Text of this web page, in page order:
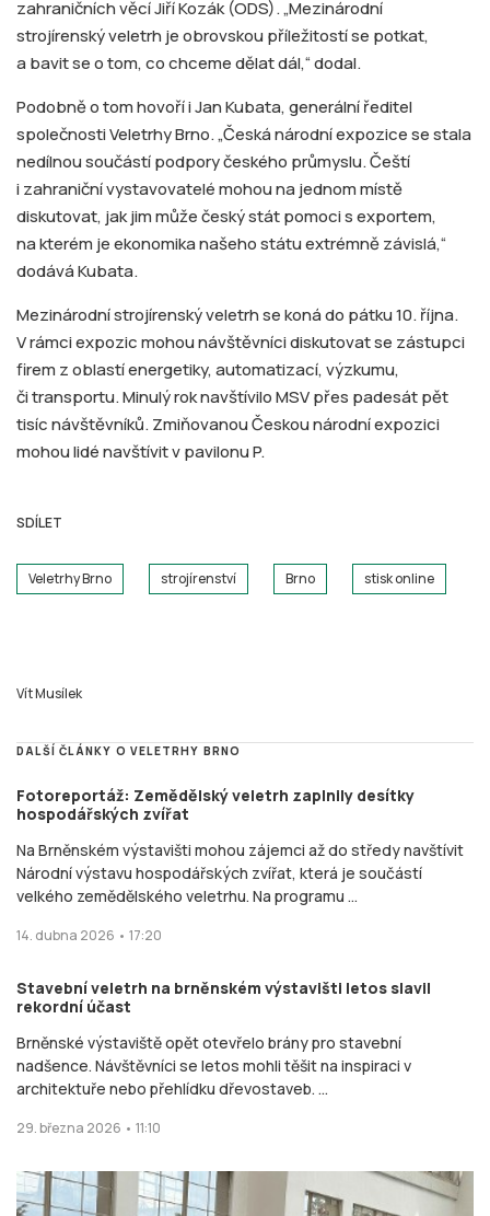
zahraničních věcí Jiří Kozák (ODS). „Mezinárodní
strojírenský veletrh je obrovskou příležitostí se potkat,
a bavit se o tom, co chceme dělat dál,“ dodal.
Podobně o tom hovoří i Jan Kubata, generální ředitel
společnosti Veletrhy Brno. „Česká národní expozice se stala
nedílnou součástí podpory českého průmyslu. Čeští
i zahraniční vystavovatelé mohou na jednom místě
diskutovat, jak jim může český stát pomoci s exportem,
na kterém je ekonomika našeho státu extrémně závislá,“
dodává Kubata.
Mezinárodní strojírenský veletrh se koná do pátku 10. října.
V rámci expozic mohou návštěvníci diskutovat se zástupci
firem z oblastí energetiky, automatizací, výzkumu,
či transportu. Minulý rok navštívilo MSV přes padesát pět
tisíc návštěvníků. Zmiňovanou Českou národní expozici
mohou lidé navštívit v pavilonu P.
SDÍLET
Veletrhy Brno strojírenství Brno stisk online
Vít Musílek
DALŠÍ ČLÁNKY O VELETRHY BRNO
Fotoreportáž: Zemědělský veletrh zaplnily desítky
hospodářských zvířat
Na Brněnském výstavišti mohou zájemci až do středy navštívit
Národní výstavu hospodářských zvířat, která je součástí
velkého zemědělského veletrhu. Na programu ...
14. dubna 2026 • 17:20
Stavební veletrh na brněnském výstavišti letos slavil
rekordní účast
Brněnské výstaviště opět otevřelo brány pro stavební
nadšence. Návštěvníci se letos mohli těšit na inspiraci v
architektuře nebo přehlídku dřevostaveb. ...
29. března 2026 • 11:10